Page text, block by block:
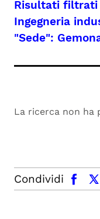
Risultati filtrati
Ingegneria
"Sede":
La ricerca non
Condividi
facebook x.com